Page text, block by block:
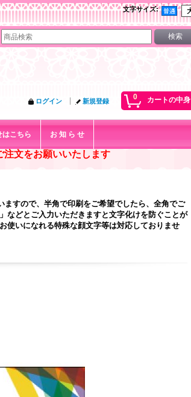
文字サイズ:
0 カートの中身
ログイン 新規登録
はこちら お 知 ら せ
文をお願いいたします
すので、半角で印刷をご希望でしたら、全角でご
などとご入力いただきますと文字化けを防ぐことが
使いになれる特殊な顔文字等は対応しておりませ